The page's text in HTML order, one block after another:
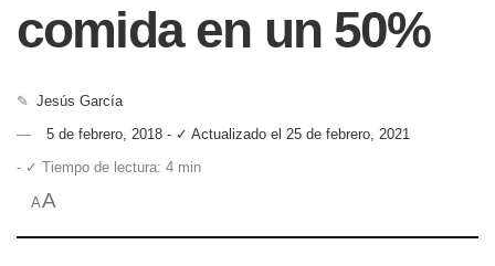
comida en un 50%
✎ Jesús García
5 de febrero, 2018 - ✓ Actualizado el 25 de febrero, 2021
- ✓ Tiempo de lectura: 4 min
AA